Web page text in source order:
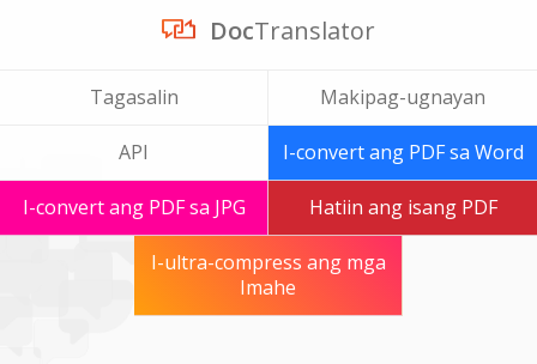
DocTranslator
Tagasalin Makipag-ugnayan
API I-convert ang PDF sa Word
I-convert ang PDF sa JPG Hatiin ang isang PDF
I-ultra-compress ang mga
Imahe